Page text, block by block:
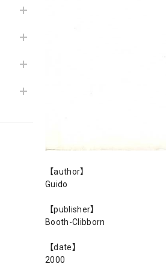
【author】
Guido
【publisher】
Booth-Clibborn
【date】
2000